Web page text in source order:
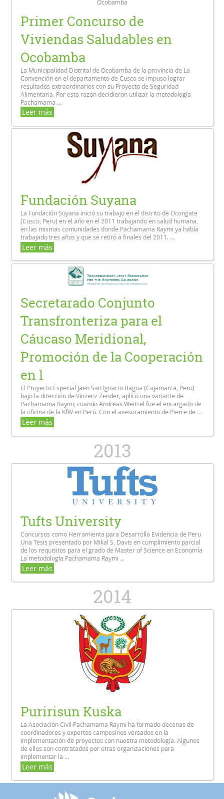
Primer Concurso de
Viviendas Saludables en
Ocobamba
La Municipalidad Distrital de Ocobamba de la provincia de La
Convención en el departamento de Cusco se impuso lograr
resultados extraordinarios con su Proyecto de Seguridad
Alimentaria. Por esta razón decidieron utilizar la metodología
Pachamama ...
Leer más
Fundación Suyana
La Fundación Suyana inició su trabajo en el distrito de Ocongate
(Cusco, Peru) en el año en el 2011 trabajando en salud humana,
en las mismas comunidades donde Pachamama Raymi ya había
trabajado tres años y que se retiró a finales del 2011. ...
Leer más
Secretarado Conjunto
Transfronteriza para el
Cáucaso Meridional,
Promoción de la Cooperación
en l
El Proyecto Especial Jaen San Ignacio Bagua (Cajamarca, Peru)
bajo la dirección de Vinzenz Zender, aplicó una variante de
Pachamama Raymi, cuando Andreas Weitzel fue el encargado de
la oficina de la KfW en Perú. Con el asesoramiento de Pierre de ...
Leer más
2013
Tufts University
Concursos como Herramienta para Desarrollo Evidencia de Peru
Una Tesis presentado por Mikal S. Davis en cumplimiento parcial
de los requisitos para el grado de Master of Science en Economía
La metodología Pachamama Raymi ...
Leer más
2014
Puririsun Kuska
La Asociación Civil Pachamama Raymi ha formado decenas de
coordinadores y expertos campesinos versados en la
implementación de proyectos con nuestra metodología. Algunos
de ellos son contratados por otras organizaciones para
implementar la ...
Leer más